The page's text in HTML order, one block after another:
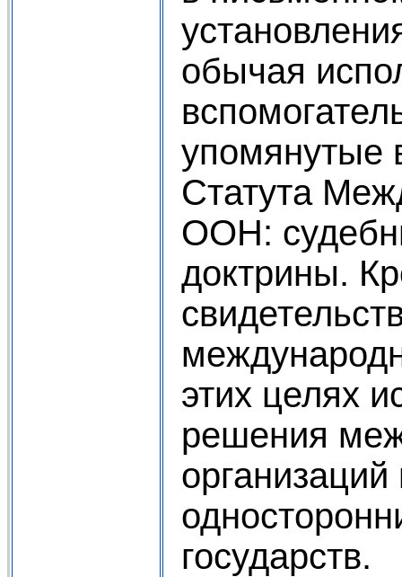
обычая
упомянутые
Статута
ООН:
доктрины.
этих целях
решения
государств.